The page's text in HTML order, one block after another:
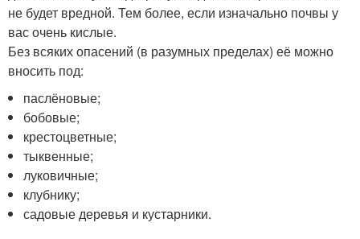
не будет вредной. Тем более, если изначально почвы у
вас очень кислые.
Без всяких опасений (в разумных пределах) её можно
вносить под:
паслёновые;
бобовые;
крестоцветные;
тыквенные;
луковичные;
клубнику;
садовые деревья и кустарники.